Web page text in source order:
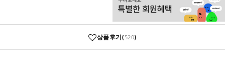
상품후기(520)